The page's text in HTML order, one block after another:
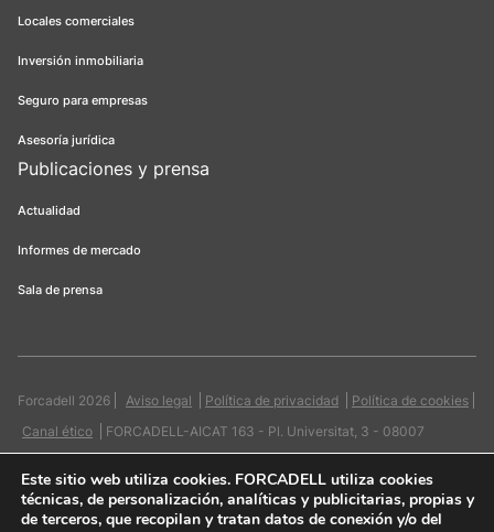
Locales comerciales
Inversión inmobiliaria
Seguro para empresas
Asesoría jurídica
Publicaciones y prensa
Actualidad
Informes de mercado
Sala de prensa
Forcadell 2026 Aviso legal Política de privacidad
Política de cookies
Canal ético
FORCADELL-AICAT 163 - Pl. Universitat, 3 - 08007
Este sitio web utiliza cookies. FORCADELL utiliza cookies
técnicas, de personalización, analíticas y publicitarias, propias y
de terceros, que recopilan y tratan datos de conexión y/o del